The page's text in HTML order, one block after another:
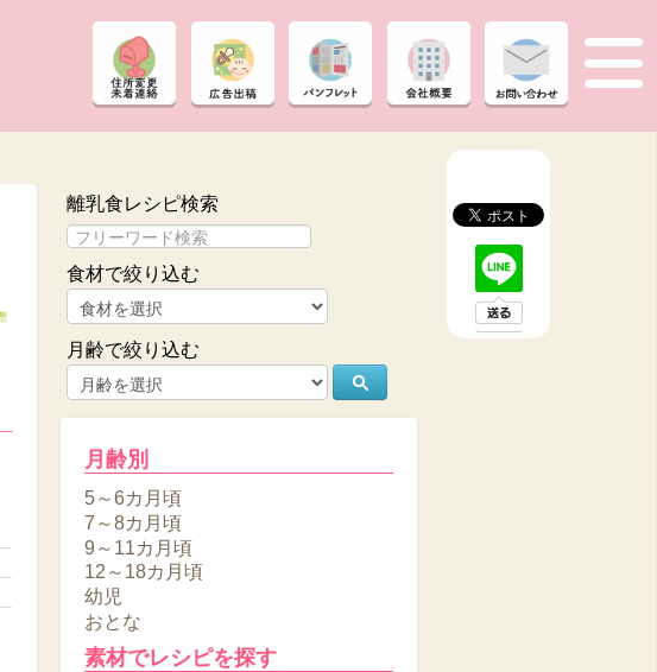
離乳食レシピ検索
食材で絞り込む
月齢で絞り込む
月齢別
5～6カ月頃
7～8カ月頃
9～11カ月頃
12～18カ月頃
幼児
おとな
素材でレシピを探す